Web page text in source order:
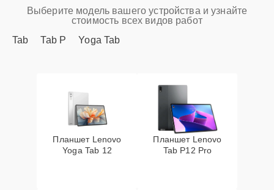
Выберите модель вашего устройства и узнайте
стоимость всех видов работ
Tab
Tab P Yoga Tab
Планшет Lenovo
Yoga Tab 12
Планшет Lenovo
Tab P12 Pro